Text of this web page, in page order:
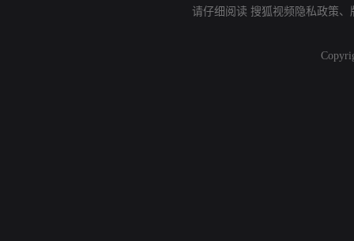
请仔细阅读 搜狐视频隐私政策、